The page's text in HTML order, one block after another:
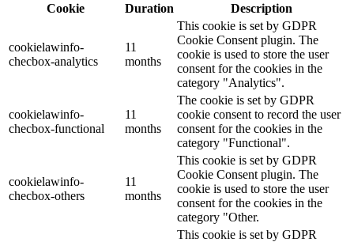
Cookie
Duration Description
cookielawinfo-
checbox-analytics
11
months
This cookie is set by GDPR
Cookie Consent plugin. The
cookie is used to store the user
consent for the cookies in the
category "Analytics".
cookielawinfo-
checbox-functional
11
months
The cookie is set by GDPR
cookie consent to record the user
consent for the cookies in the
category "Functional".
cookielawinfo-
checbox-others
11
months
This cookie is set by GDPR
Cookie Consent plugin. The
cookie is used to store the user
consent for the cookies in the
category "Other.
This cookie is set by GDPR